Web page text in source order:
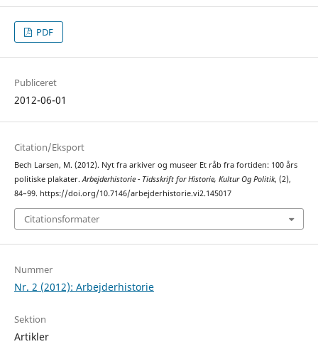
PDF
Publiceret
2012-06-01
Citation/Eksport
Bech Larsen, M. (2012). Nyt fra arkiver og museer Et råb fra fortiden: 100 års
politiske plakater.Arbejderhistorie - Tidsskrift for Historie, Kultur Og Politik, (2),
84–99. https://doi.org/10.7146/arbejderhistorie.vi2.145017
Citationsformater
Nummer
Nr. 2 (2012): Arbejderhistorie
Sektion
Artikler